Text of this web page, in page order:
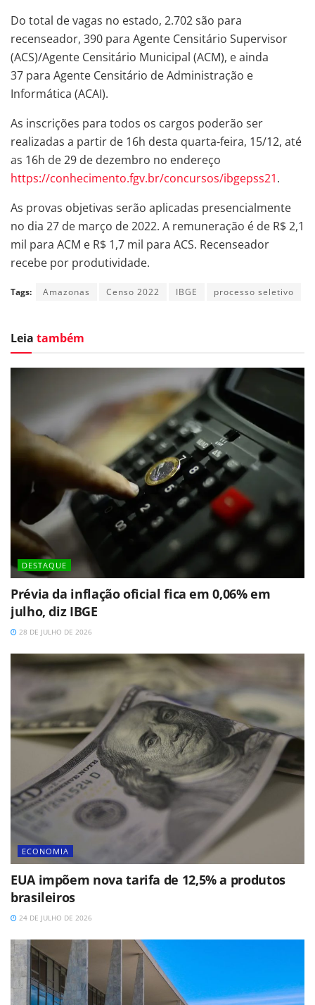
Do total de vagas no estado, 2.702 são para
recenseador, 390 para Agente Censitário Supervisor
(ACS)/Agente Censitário Municipal (ACM), e ainda
37 para Agente Censitário de Administração e
Informática (ACAI).
As inscrições para todos os cargos poderão ser
realizadas a partir de 16h desta quarta-feira, 15/12, até
as 16h de 29 de dezembro no endereço
https://conhecimento.fgv.br/concursos/ibgepss21.
As provas objetivas serão aplicadas presencialmente
no dia 27 de março de 2022. A remuneração é de R$ 2,1
mil para ACM e R$ 1,7 mil para ACS. Recenseador
recebe por produtividade.
Tags: Amazonas Censo 2022 IBGE processo seletivo
Leia também
DESTAQUE
Prévia da inflação oficial fica em 0,06% em
julho, diz IBGE
28 DE JULHO DE 2026
ECONOMIA
EUA impõem nova tarifa de 12,5% a produtos
brasileiros
24 DE JULHO DE 2026